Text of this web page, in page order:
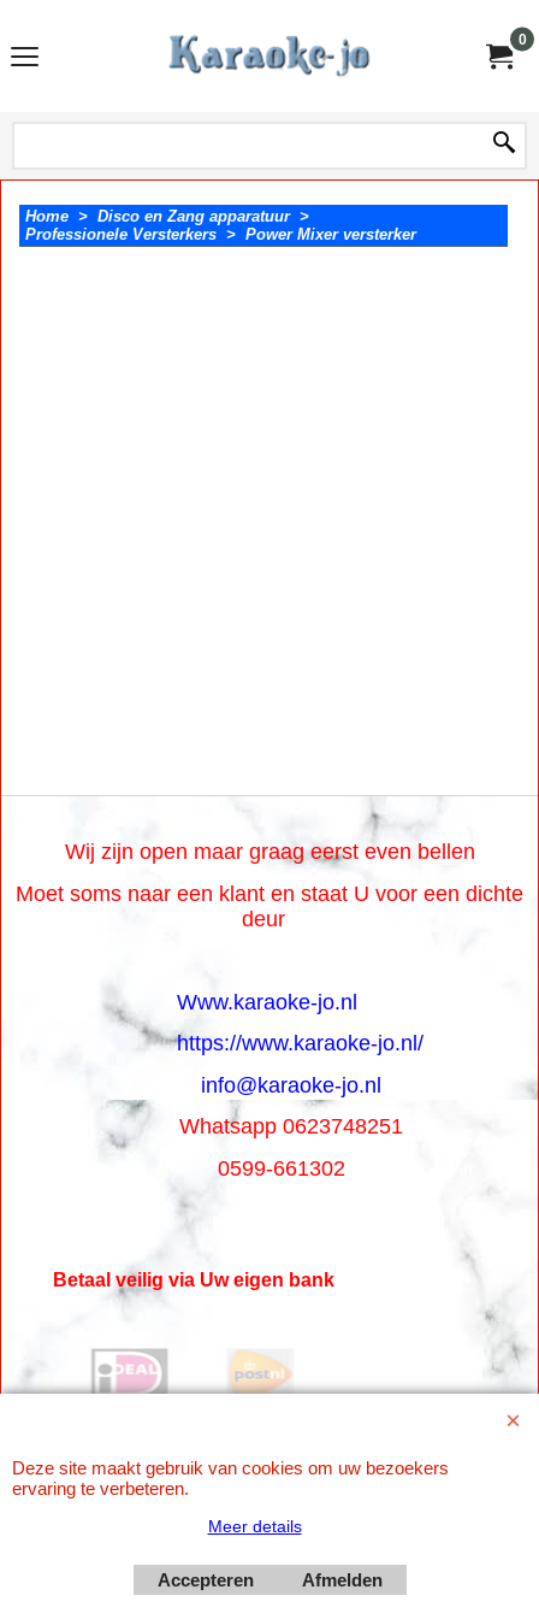
0
Home > Disco en Zang apparatuur>
Professionele Versterkers > Power Mixer versterker
Wij zijn open maar graag eerst even bellen
Moet soms naar een klant en staat U voor een dichte
deur
Www.karaoke-jo.nl
https://www.karaoke-jo.nl/
info@karaoke-jo.nl
Whatsapp 0623748251
0599-661302
Betaal veilig via Uw eigen bank
Webwinkel gemaakt met
ShopFactory webwinkel
software.
Deze site maakt gebruik van cookies om uw bezoekers
ervaring te verbeteren.
Meer details
Accepteren Afmelden